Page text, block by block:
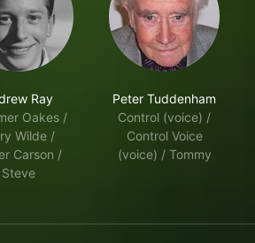
Ray
Oakes /
Wilde /
Carson /
Steve
Peter Tuddenham
Control (voice) /
Control Voice
(voice) / Tommy